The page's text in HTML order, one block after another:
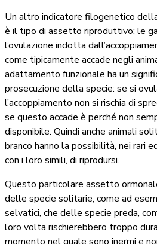
Un altro indicatore filogenetico
è il tipo di assetto riproduttivo; le
l’ovulazione indotta
come tipicamente accade negli
adattamento funzionale ha un
prosecuzione della specie: se si
l’accoppiamento non si rischia di
se questo accade è perché non
disponibile. Quindi anche animali
branco hanno la possibilità, nei rari
con i loro simili, di riprodursi.
Questo particolare assetto
delle specie solitarie, come ad
selvatici, che delle specie preda,
loro volta rischierebbero troppo